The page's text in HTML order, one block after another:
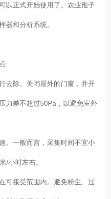
以正式开始使用了。农业孢子
器和分析系统。
:
去除。关闭屋外的门窗，并开
力差不超过50Pa，以避免室外
。一般而言，采集时间不宜小
/小时左右。
可接受范围内。避免粉尘、过